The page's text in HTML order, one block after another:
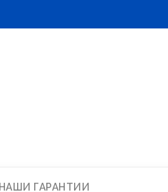
НАШИ ГАРАНТИИ